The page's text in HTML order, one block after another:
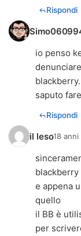
Rispondi
io penso
saputo
Rispondi
il leso18 anni
blackberry
e appena
quello
il BB è
per